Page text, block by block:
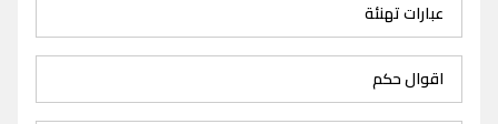
عبارات تهنئة
اقوال حكم